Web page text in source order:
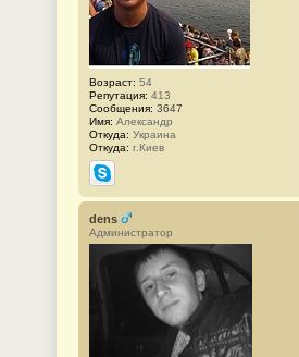
Возраст: 54
Репутация: 413
Сообщения: 3647
Имя: Александр
Откуда: Украина
Откуда: г.Киев
Skype
dens
Администратор